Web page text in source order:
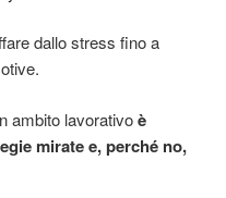
dallo stress fino a
ambito lavorativoè
mirate e, perché no,